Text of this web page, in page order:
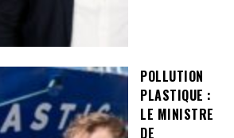
POLLUTION
PLASTIQUE :
LE MINISTRE
DE